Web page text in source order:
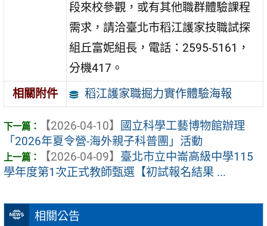
相關公告
段來校參觀，或有其他職群體驗課程
需求，請洽臺北市稻江護家技職試探
組丘富妮組長，電話：2595-5161，
分機417。
相關附件
稻江護家職掘力實作體驗海報
【2026-04-10】
國立科學工藝博物館辦理
「2026年夏令營-海外親子科普團」活動
【2026-04-09】 臺北市立中崙高級中學115
學年度第1次正式教師甄選【初試報名結果 ...